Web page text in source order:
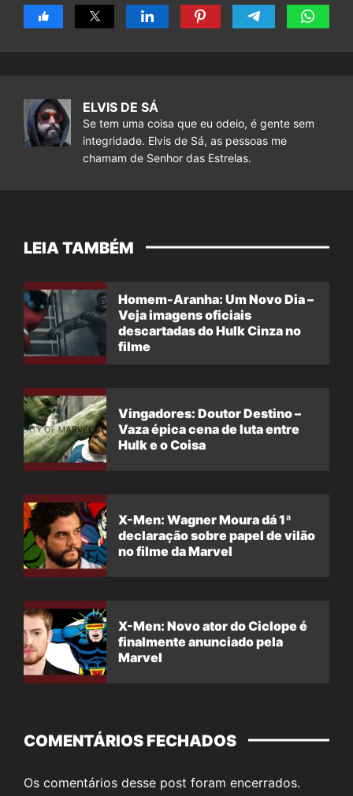
ELVIS DE SÁ
Se tem uma coisa que eu odeio, é gente sem
integridade. Elvis de Sá, as pessoas me
chamam de Senhor das Estrelas.
LEIA TAMBÉM
Homem-Aranha: Um Novo Dia –
Veja imagens oficiais
descartadas do Hulk Cinza no
filme
Vingadores: Doutor Destino –
Vaza épica cena de luta entre
Hulk e o Coisa
X-Men: Wagner Moura dá 1ª
declaração sobre papel de vilão
no filme da Marvel
X-Men: Novo ator do Ciclope é
finalmente anunciado pela
Marvel
COMENTÁRIOS FECHADOS
Os comentários desse post foram encerrados.